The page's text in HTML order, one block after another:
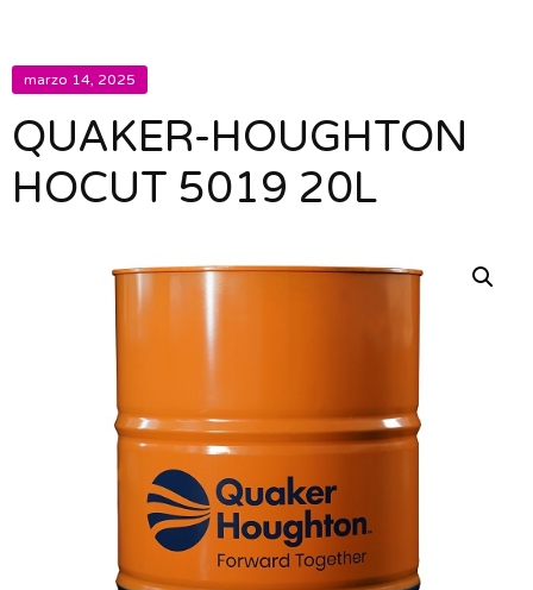
marzo 14, 2025
QUAKER-HOUGHTON
HOCUT 5019 20L